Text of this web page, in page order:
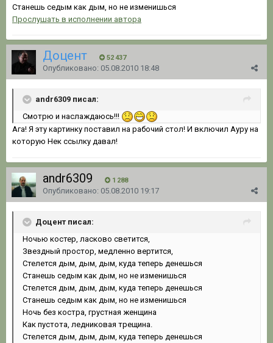
Станешь седым как дым, но не изменишься
Прослушать в исполнении автора
Доцент 52 437
Опубликовано: 05.08.2010 18:48
andr6309 писал:
Смотрю и наслаждаюсь!!!
Ага! Я эту картинку поставил на рабочий стол! И включил Ауру на
которую Нек ссылку давал!
andr6309 1 288
Опубликовано: 05.08.2010 19:17
Доцент писал:
Ночью костер, ласково светится,
Звездный простор, медленно вертится,
Стелется дым, дым, дым, куда теперь денешься
Станешь седым как дым, но не изменишься
Стелется дым, дым, дым, куда теперь денешься
Станешь седым как дым, но не изменишься
Ночь без костра, грустная женщина
Как пустота, ледниковая трещина.
Стелется дым, дым, дым, куда теперь денешься